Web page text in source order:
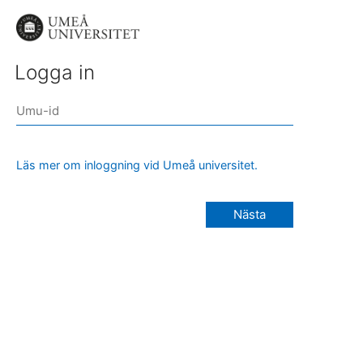
Logga in
Läs mer om inloggning vid Umeå universitet.
Nästa